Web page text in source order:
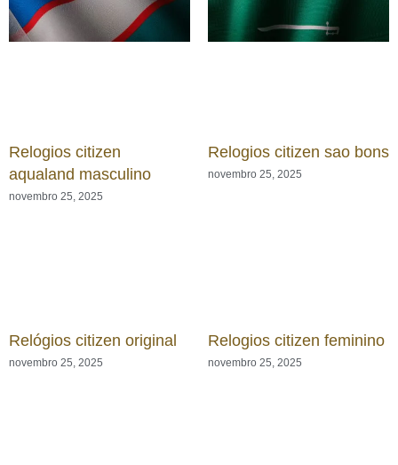
Relogios citizen
aqualand masculino
novembro 25, 2025
Relogios citizen sao bons
novembro 25, 2025
Relógios citizen original
novembro 25, 2025
Relogios citizen feminino
novembro 25, 2025